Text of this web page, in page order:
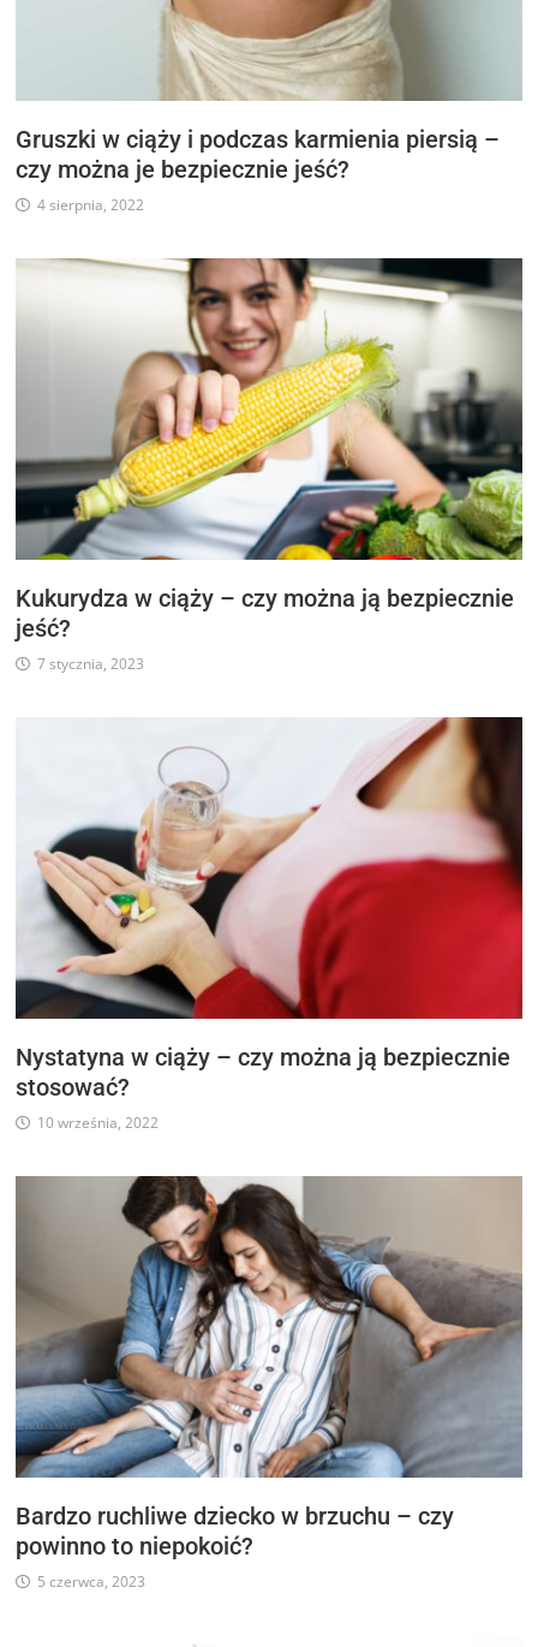
Gruszki w ciąży i podczas karmienia piersią –
czy można je bezpiecznie jeść?
4 sierpnia, 2022
Kukurydza w ciąży – czy można ją bezpiecznie
jeść?
7 stycznia, 2023
Nystatyna w ciąży – czy można ją bezpiecznie
stosować?
10 września, 2022
Bardzo ruchliwe dziecko w brzuchu – czy
powinno to niepokoić?
5 czerwca, 2023